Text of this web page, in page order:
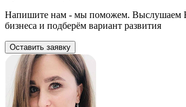
Напишите нам - мы поможем. Выслушаем
бизнеса и подберём вариант развития
Оставить заявку